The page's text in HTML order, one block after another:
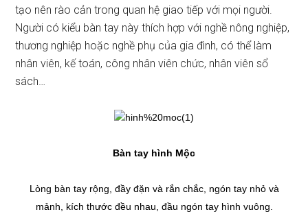
tạo nên rào cản trong quan hệ giao tiếp với mọi người.
Người có kiểu bàn tay này thích hợp với nghề nông nghiệp,
thương nghiệp hoặc nghề phụ của gia đình, có thể làm
nhân viên, kế toán, công nhân viên chức, nhân viên sổ
sách…
Bàn tay hình Mộc
Lòng bàn tay rộng, đầy đặn và rắn chắc, ngón tay nhỏ và
mảnh, kích thước đều nhau, đầu ngón tay hình vuông.